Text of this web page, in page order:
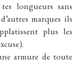
longueurs sans
marques ils
plus les
armure de toute